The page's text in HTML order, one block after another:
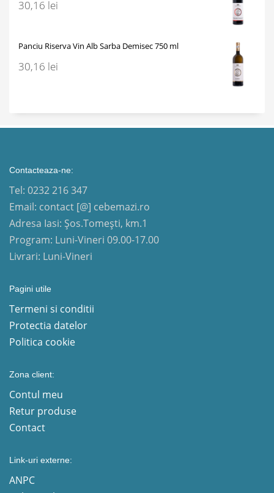
30,16 lei
Panciu Riserva Vin Alb Sarba Demisec 750 ml
30,16 lei
Contacteaza-ne:
Tel: 0232 216 347
Email: contact [@] cebemazi.ro
Adresa Iasi: Șos.Tomești, km.1
Program: Luni-Vineri 09.00-17.00
Livrari: Luni-Vineri
Pagini utile
Termeni si conditii
Protectia datelor
Politica cookie
Zona client:
Contul meu
Retur produse
Contact
Link-uri externe:
ANPC